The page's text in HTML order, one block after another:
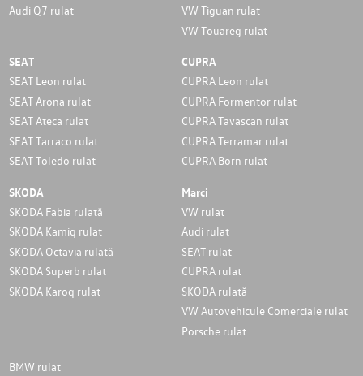
Audi Q7 rulat
VW Tiguan rulat
VW Touareg rulat
SEAT
SEAT Leon rulat
SEAT Arona rulat
SEAT Ateca rulat
SEAT Tarraco rulat
SEAT Toledo rulat
CUPRA
CUPRA Leon rulat
CUPRA Formentor rulat
CUPRA Tavascan rulat
CUPRA Terramar rulat
CUPRA Born rulat
SKODA
SKODA Fabia rulată
SKODA Kamiq rulat
SKODA Octavia rulată
SKODA Superb rulat
SKODA Karoq rulat
Marci
VW rulat
Audi rulat
SEAT rulat
CUPRA rulat
SKODA rulată
VW Autovehicule Comerciale rulat
Porsche rulat
BMW rulat